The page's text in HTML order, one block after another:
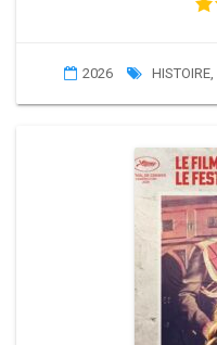
2026 HISTOIRE,